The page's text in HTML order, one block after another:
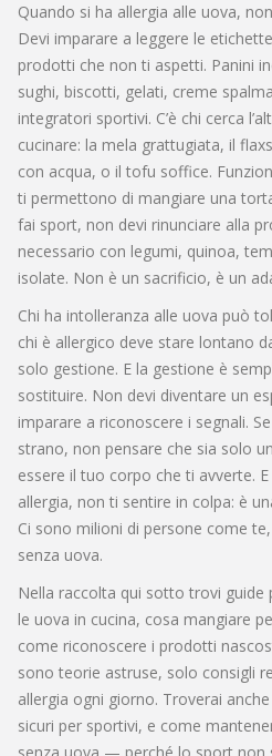
Quando si ha allergia alle uova,
Devi imparare a leggere le
prodotti che non ti aspetti. Panini
sughi, biscotti, gelati, creme
integratori sportivi. C’è chi cerca l’
cucinare: la mela grattugiata, il
con acqua, o il tofu soffice.
ti permettono di mangiare una
fai sport, non devi rinunciare alla
necessario con legumi, quinoa,
isolate. Non è un sacrificio, è un
Chi ha intolleranza alle uova può
chi è allergico deve stare lontano
solo gestione. E la gestione è
sostituire. Non devi diventare un
imparare a riconoscere i segnali.
strano, non pensare che sia solo
essere il tuo corpo che ti avverte.
allergia, non ti sentire in colpa: è
Ci sono milioni di persone come
senza uova.
Nella raccolta qui sotto trovi
le uova in cucina, cosa mangiare
come riconoscere i prodotti
sono teorie astruse, solo consigli
allergia ogni giorno. Troverai
sicuri per sportivi, e come